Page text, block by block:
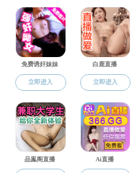
师资队伍
科学研究
教育教学
全球合作
实验中心